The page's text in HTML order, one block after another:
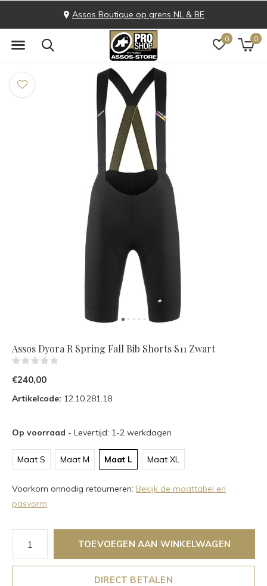
0 0
Assos Boutique op grens NL & BE
Assos Dyora R Spring Fall Bib Shorts S11 Zwart
€240,00
Artikelcode: 12.10.281.18
Op voorraad - Levertijd: 1-2 werkdagen
Maat S Maat M Maat L Maat XL
Voorkom onnodig retourneren: Bekijk de maattabel en
pasvorm
TOEVOEGEN AAN WINKELWAGEN
DIRECT BETALEN